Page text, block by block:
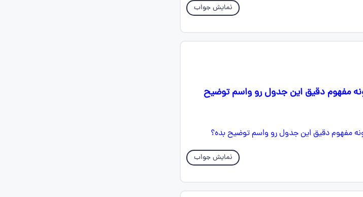
نمایش جواب
مفهوم دقیق این جدول رو واسم توضیح
نمایش جواب